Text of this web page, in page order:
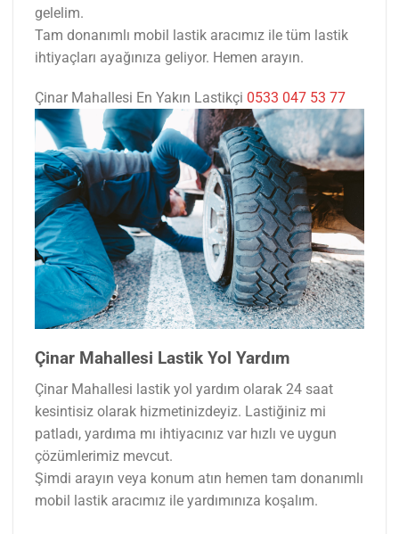
gelelim.
Tam donanımlı mobil lastik aracımız ile tüm lastik
ihtiyaçları ayağınıza geliyor. Hemen arayın.
Çinar Mahallesi En Yakın Lastikçi 0533 047 53 77
Çinar Mahallesi Lastik Yol Yardım
Çinar Mahallesi lastik yol yardım olarak 24 saat
kesintisiz olarak hizmetinizdeyiz. Lastiğiniz mi
patladı, yardıma mı ihtiyacınız var hızlı ve uygun
çözümlerimiz mevcut.
Şimdi arayın veya konum atın hemen tam donanımlı
mobil lastik aracımız ile yardımınıza koşalım.